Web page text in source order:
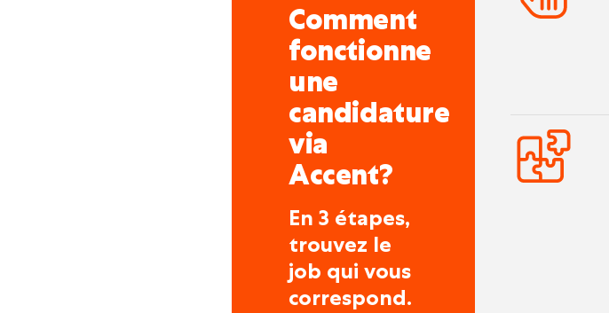
Comment
fonctionne
une
candidature
via
Accent?
En 3 étapes,
trouvez le
job qui vous
correspond.